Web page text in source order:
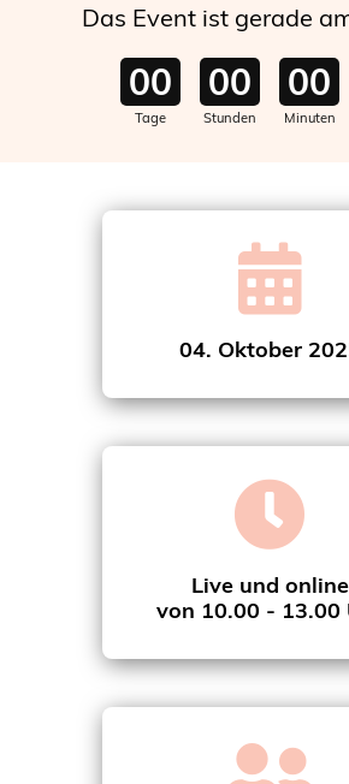
Das Event ist gerade
00
Tage
00
Stunden
00
Minuten
04. Oktober
Live und online
von 10.00 - 13.00